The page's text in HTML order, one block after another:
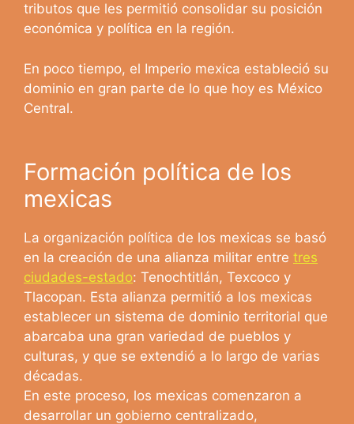
tributos que les permitió consolidar su posición
económica y política en la región.
En poco tiempo, el Imperio mexica estableció su
dominio en gran parte de lo que hoy es México
Central.
Formación política de los
mexicas
La organización política de los mexicas se basó
en la creación de una alianza militar entre tres
ciudades-estado: Tenochtitlán, Texcoco y
Tlacopan. Esta alianza permitió a los mexicas
establecer un sistema de dominio territorial que
abarcaba una gran variedad de pueblos y
culturas, y que se extendió a lo largo de varias
décadas.
En este proceso, los mexicas comenzaron a
desarrollar un gobierno centralizado,